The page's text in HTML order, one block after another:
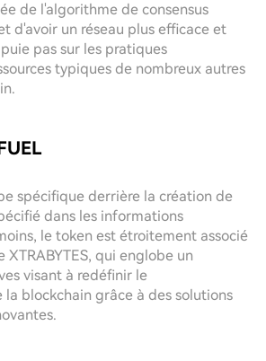
de l'algorithme de consensus
d'avoir un réseau plus efficace et
pas sur les pratiques
typiques de nombreux autres
spécifique derrière la création de
dans les informations
le token est étroitement associé
XTRABYTES, qui englobe un
visant à redéfinir le
blockchain grâce à des solutions